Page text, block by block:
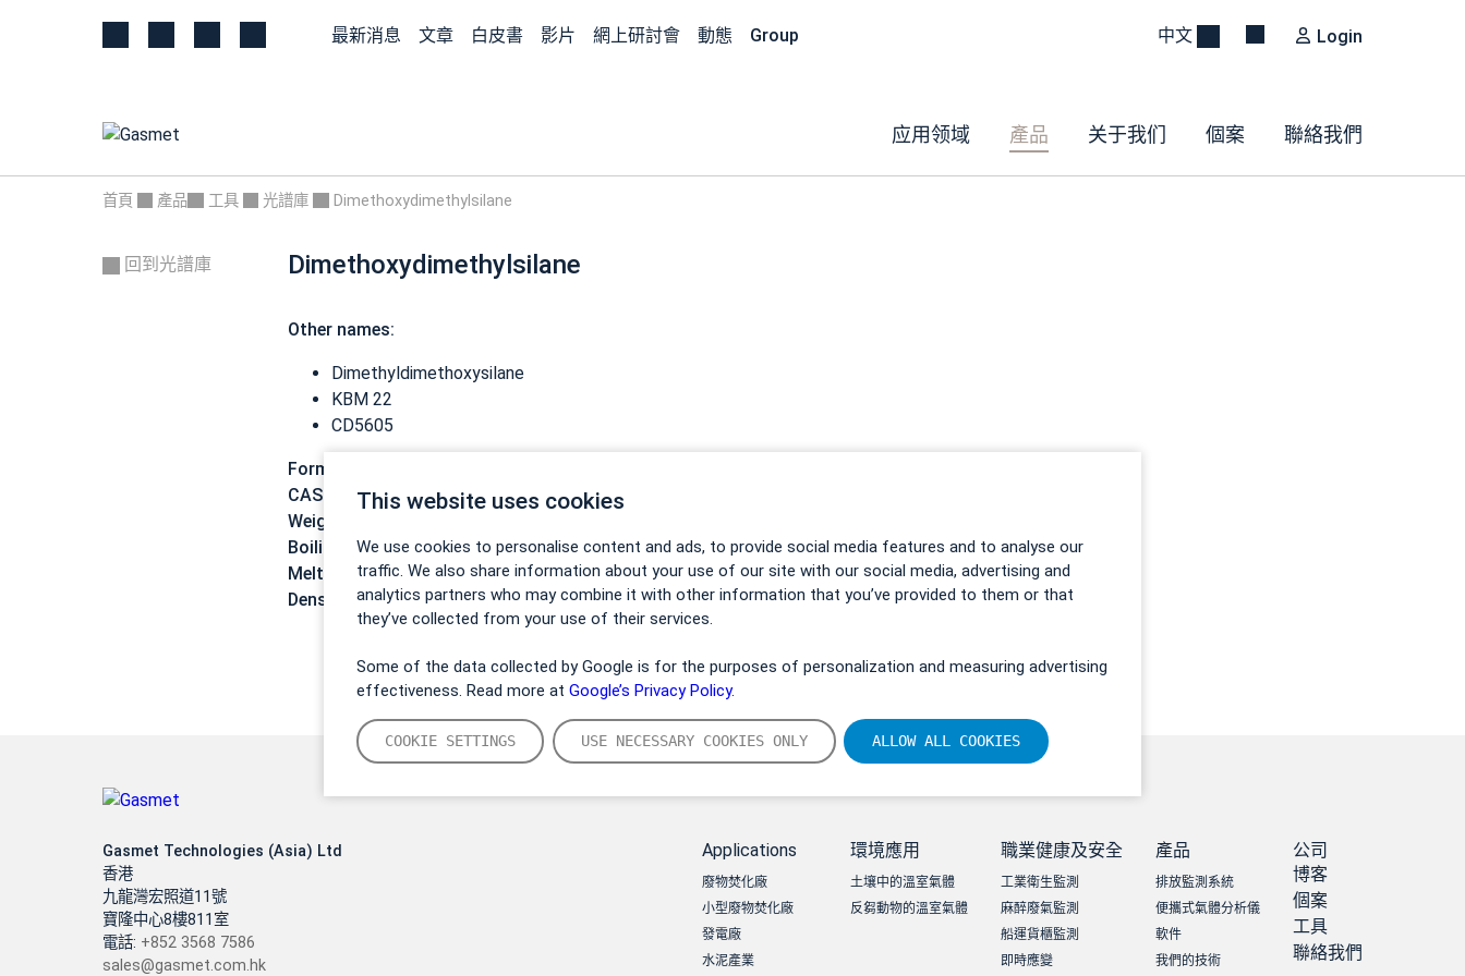
This website uses cookies
We use cookies to personalise content and ads, to provide social media features and to analyse our
traffic. We also share information about your use of our site with our social media, advertising and
analytics partners who may combine it with other information that you’ve provided to them or that
they’ve collected from your use of their services.
Some of the data collected by Google is for the purposes of personalization and measuring advertising
effectiveness. Read more at Google’s Privacy Policy.
COOKIE SETTINGS USE NECESSARY COOKIES ONLY ALLOW ALL COOKIES
最新消息 文章 白皮書 影片 網上研討會 動態 Group 中文 Login
应用领域 產品 关于我们 個案 聯絡我們
首頁 產品 工具 光譜庫 Dimethoxydimethylsilane
回到光譜庫 Dimethoxydimethylsilane
Other names:
Dimethyldimethoxysilane
KBM 22
CD5605
Formula:
CAS:
1112-39-6
Weight:
Boiling point:81,4 °C
Melting point:-80 °C
Density:
0,88 g/cm3
Gasmet Technologies (Asia) Ltd
香港
九龍灣宏照道11號
寶隆中心8樓811室
電話: +852 3568 7586
sales@gasmet.com.hk
Applications
廢物焚化廠
小型廢物焚化廠
發電廠
水泥產業
環境應用
土壤中的溫室氣體
反芻動物的溫室氣體
職業健康及安全
工業衛生監測
麻醉廢氣監測
船運貨櫃監測
即時應變
產品
排放監測系統
便攜式氣體分析儀
軟件
我們的技術
公司
博客
個案
工具
聯絡我們